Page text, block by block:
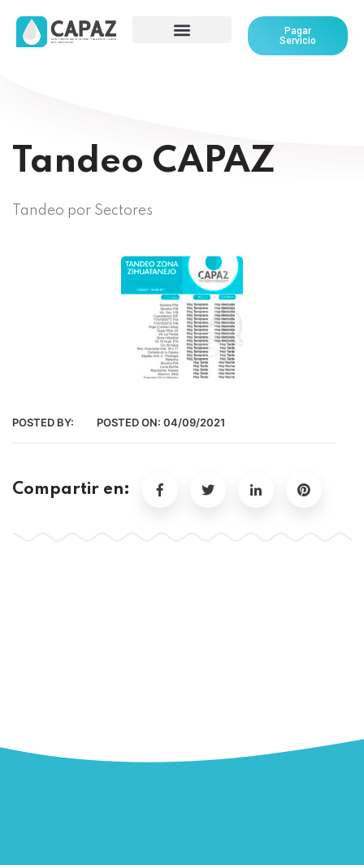
Pagar
Servicio
Tandeo CAPAZ
Tandeo por Sectores
POSTED BY: POSTED ON: 04/09/2021
Compartir en: